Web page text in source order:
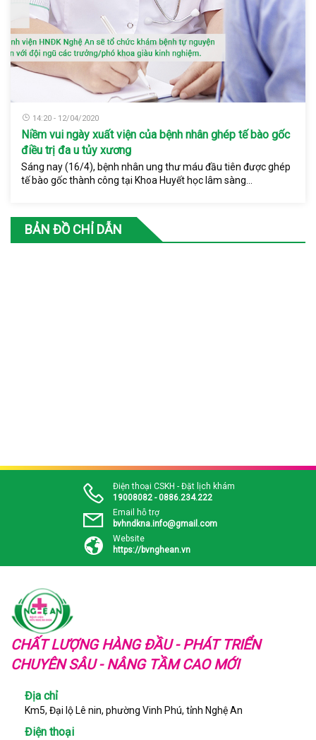
14:20 - 12/04/2020
Niềm vui ngày xuất viện của bệnh nhân ghép tế bào gốc
điều trị đa u tủy xương
Sáng nay (16/4), bệnh nhân ung thư máu đầu tiên được ghép
tế bào gốc thành công tại Khoa Huyết học lâm sàng...
BẢN ĐỒ CHỈ DẪN
Điện thoại CSKH - Đặt lịch khám
19008082 - 0886.234.222
Email hỗ trợ
bvhndkna.info@gmail.com
Website
https://bvnghean.vn
CHẤT LƯỢNG HÀNG ĐẦU - PHÁT TRIỂN
CHUYÊN SÂU - NÂNG TẦM CAO MỚI
Địa chỉ
Km5, Đại lộ Lê nin, phường Vinh Phú, tỉnh Nghệ An
Điện thoại